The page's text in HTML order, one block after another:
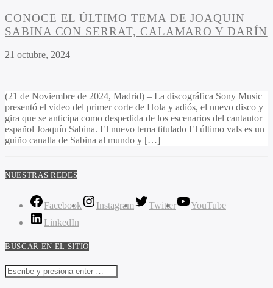
CONOCE EL ÚLTIMO TEMA DE JOAQUIN
SABINA CON SERRAT, CALAMARO Y DARÍN
21 octubre, 2024
(21 de Noviembre de 2024, Madrid) – La discográfica Sony Music
presentó el video del primer corte de Hola y adiós, el nuevo disco y
gira que se anticipa como despedida de los escenarios del cantautor
español Joaquín Sabina. El nuevo tema titulado El último vals es un
guiño canalla de Sabina al mundo y […]
NUESTRAS REDES
Facebook Instagram Twitter
YouTube
LinkedIn
BUSCAR EN EL SITIO